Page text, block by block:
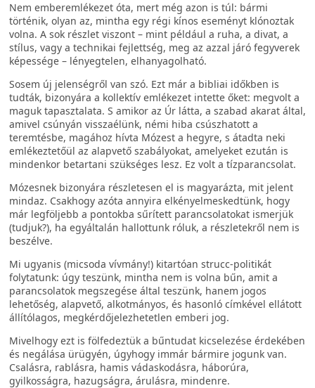
Nem emberemlékezet óta, mert még azon is túl: bármi
történik, olyan az, mintha egy régi kínos eseményt klónoztak
volna. A sok részlet viszont – mint például a ruha, a divat, a
stílus, vagy a technikai fejlettség, meg az azzal járó fegyverek
képessége – lényegtelen, elhanyagolható.
Sosem új jelenségről van szó. Ezt már a bibliai időkben is
tudták, bizonyára a kollektív emlékezet intette őket: megvolt a
maguk tapasztalata. S amikor az Úr látta, a szabad akarat által,
amivel csúnyán visszaélünk, némi hiba csúszhatott a
teremtésbe, magához hívta Mózest a hegyre, s átadta neki
emlékeztetőül az alapvető szabályokat, amelyeket ezután is
mindenkor betartani szükséges lesz. Ez volt a tízparancsolat.
Mózesnek bizonyára részletesen el is magyarázta, mit jelent
mindaz. Csakhogy azóta annyira elkényelmeskedtünk, hogy
már legföljebb a pontokba sűrített parancsolatokat ismerjük
(tudjuk?), ha egyáltalán hallottunk róluk, a részletekről nem is
beszélve.
Mi ugyanis (micsoda vívmány!) kitartóan strucc-politikát
folytatunk: úgy teszünk, mintha nem is volna bűn, amit a
parancsolatok megszegése által teszünk, hanem jogos
lehetőség, alapvető, alkotmányos, és hasonló címkével ellátott
állítólagos, megkérdőjelezhetetlen emberi jog.
Mivelhogy ezt is fölfedeztük a bűntudat kicselezése érdekében
és negálása ürügyén, úgyhogy immár bármire jogunk van.
Csalásra, rablásra, hamis vádaskodásra, háborúra,
gyilkosságra, hazugságra, árulásra, mindenre.